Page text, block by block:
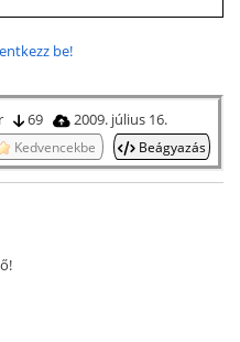
be!
69 2009. július 16.
Kedvencekbe Beágyazás